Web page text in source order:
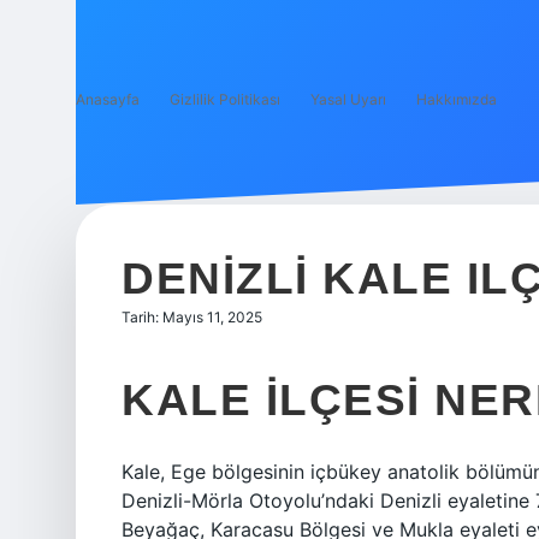
Anasayfa Gizlilik Politikası Yasal Uyarı Hakkımızda
DENIZLI KALE
Tarih: Mayıs 11, 2025
KALE ILÇESI
Kale, Ege bölgesinin içbükey anatolik
Denizli-Mörla Otoyolu’ndaki Denizli
Beyağaç, Karacasu Bölgesi ve Mukla eyaleti